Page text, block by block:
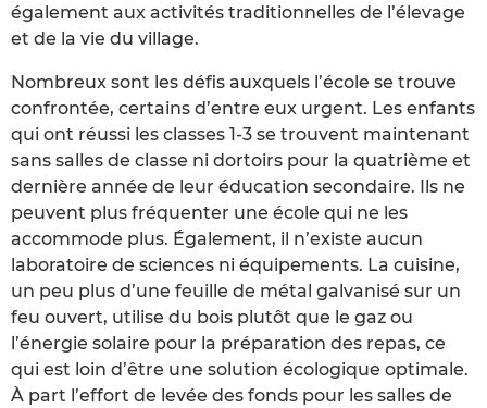
également aux activités traditionnelles de l’élevage
et de la vie du village.
Nombreux sont les défis auxquels l’école se trouve
confrontée, certains d’entre eux urgent. Les enfants
qui ont réussi les classes 1-3 se trouvent maintenant
sans salles de classe ni dortoirs pour la quatrième et
dernière année de leur éducation secondaire. Ils ne
peuvent plus fréquenter une école qui ne les
accommode plus. Également, il n’existe aucun
laboratoire de sciences ni équipements. La cuisine,
un peu plus d’une feuille de métal galvanisé sur un
feu ouvert, utilise du bois plutôt que le gaz ou
l’énergie solaire pour la préparation des repas, ce
qui est loin d’être une solution écologique optimale.
À part l’effort de levée des fonds pour les salles de